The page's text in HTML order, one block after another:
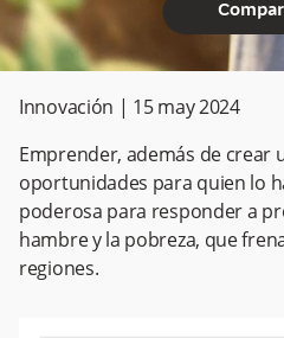
Innovación | 15 may 2024
Emprender, además de crear
oportunidades para quien lo
poderosa para responder a
hambre y la pobreza, que
regiones.